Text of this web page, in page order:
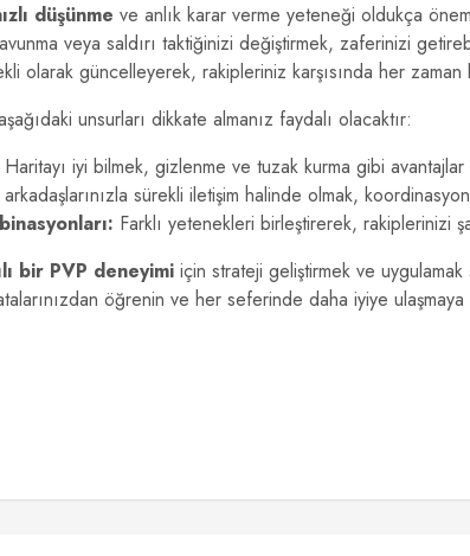
düşünme ve anlık karar verme yeteneği oldukça
veya saldırı taktiğinizi değiştirmek, zaferinizi
olarak güncelleyerek, rakipleriniz karşısında her zaman
unsurları dikkate almanız faydalı olacaktır:
Haritayı iyi bilmek, gizlenme ve tuzak kurma gibi avantajlar
arkadaşlarınızla sürekli iletişim halinde olmak,
Farklı yetenekleri birleştirerek, rakiplerinizi
bir PVP deneyimi için strateji geliştirmek ve uygulamak
öğrenin ve her seferinde daha iyiye ulaşmaya